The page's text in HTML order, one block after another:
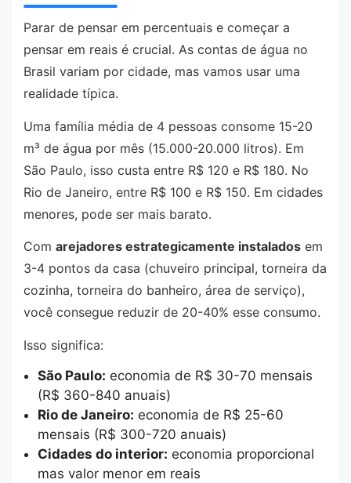
Parar de pensar em percentuais e começar a
pensar em reais é crucial. As contas de água no
Brasil variam por cidade, mas vamos usar uma
realidade típica.
Uma família média de 4 pessoas consome 15-20
m³ de água por mês (15.000-20.000 litros). Em
São Paulo, isso custa entre R$ 120 e R$ 180. No
Rio de Janeiro, entre R$ 100 e R$ 150. Em cidades
menores, pode ser mais barato.
Com arejadores estrategicamente instalados em
3-4 pontos da casa (chuveiro principal, torneira da
cozinha, torneira do banheiro, área de serviço),
você consegue reduzir de 20-40% esse consumo.
Isso significa:
São Paulo: economia de R$ 30-70 mensais
(R$ 360-840 anuais)
Rio de Janeiro: economia de R$ 25-60
mensais (R$ 300-720 anuais)
Cidades do interior: economia proporcional
mas valor menor em reais